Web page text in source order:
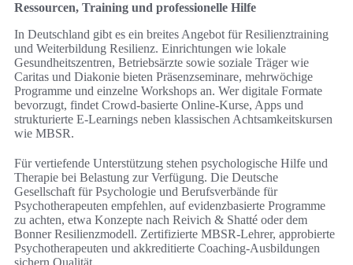
Ressourcen, Training und professionelle Hilfe
In Deutschland gibt es ein breites Angebot für Resilienztraining
und Weiterbildung Resilienz. Einrichtungen wie lokale
Gesundheitszentren, Betriebsärzte sowie soziale Träger wie
Caritas und Diakonie bieten Präsenzseminare, mehrwöchige
Programme und einzelne Workshops an. Wer digitale Formate
bevorzugt, findet Crowd-basierte Online-Kurse, Apps und
strukturierte E-Learnings neben klassischen Achtsamkeitskursen
wie MBSR.
Für vertiefende Unterstützung stehen psychologische Hilfe und
Therapie bei Belastung zur Verfügung. Die Deutsche
Gesellschaft für Psychologie und Berufsverbände für
Psychotherapeuten empfehlen, auf evidenzbasierte Programme
zu achten, etwa Konzepte nach Reivich & Shatté oder dem
Bonner Resilienzmodell. Zertifizierte MBSR-Lehrer, approbierte
Psychotherapeuten und akkreditierte Coaching-Ausbildungen